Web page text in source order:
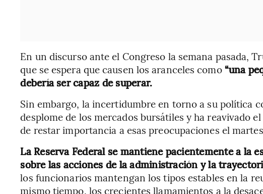
En un discurso ante el Congreso la semana pasada,
que se espera que causen los aranceles como“una
debería ser capaz de superar.
Sin embargo, la incertidumbre en torno a su política
desplome de los mercados bursátiles y ha reavivado
de restar importancia a esas preocupaciones el
La Reserva Federal se mantiene pacientemente a la
sobre las acciones de la administración y la
los funcionarios mantengan los tipos estables en la
mismo tiempo, los crecientes llamamientos a la